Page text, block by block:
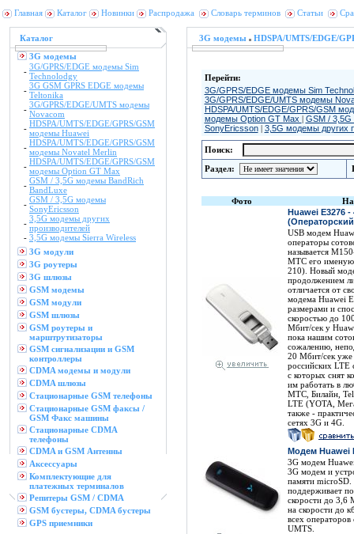
Главная Каталог Новинки Распродажа Словарь терминов Статьи
Каталог
3G модемы
- 3G/GPRS/EDGE модемы Sim
Technolodgy
- 3G GSM GPRS EDGE модемы
Teltonika
- 3G/GPRS/EDGE/UMTS модемы
Novacom
- HDSPA/UMTS/EDGE/GPRS/GSM
модемы Huawei
- HDSPA/UMTS/EDGE/GPRS/GSM
модемы Novatel Merlin
- HDSPA/UMTS/EDGE/GPRS/GSM
модемы Option GT Max
- GSM / 3,5G модемы BandRich
BandLuxe
- GSM / 3,5G модемы
SonyEricsson
- 3,5G модемы других
производителей
- 3,5G модемы Sierra Wireless
3G модули
3G роутеры
3G шлюзы
GSM модемы
GSM модули
GSM шлюзы
GSM роутеры и
марштрутизаторы
GSM сигнализации и GSM
контроллеры
CDMA модемы и модули
CDMA шлюзы
Стационарные GSM телефоны
Стационарные GSM факсы /
GSM Факс машины
Стационарные CDMA
телефоны
CDMA и GSM Антенны
Аксессуары
Комплектующие для
платежных терминалов
Репитеры GSM / CDMA
GSM бустеры, CDMA бустеры
GPS приемники
3G модемы HDSPA/UMTS/EDGE/
Перейти:
3G/GPRS/EDGE модемы Sim
3G/GPRS/EDGE/UMTS модемы
HDSPA/UMTS/EDGE/GPRS/GSM
модемы Option GT Max | GSM /
SonyEricsson| 3,5G модемы других
Поиск:
Раздел:
Фото
Huawei E3276
USB модем
операторы
называется
МТС его
210). Новый
продолжением
отличается от
модема Huawei
размерами и
скоростью до
Мбит/сек у
пока нашим
сожалению,
20 Мбит/сек
российских
с которых снят
им работать в
МТС, Билайн,
LTE (YOTA,
также -
сетях 3G и 4G.
Модем Huawei
3G модем
3G модем и
памяти
поддерживает
скорости до 3,6
на скорости до
всех операторов
UMTS.